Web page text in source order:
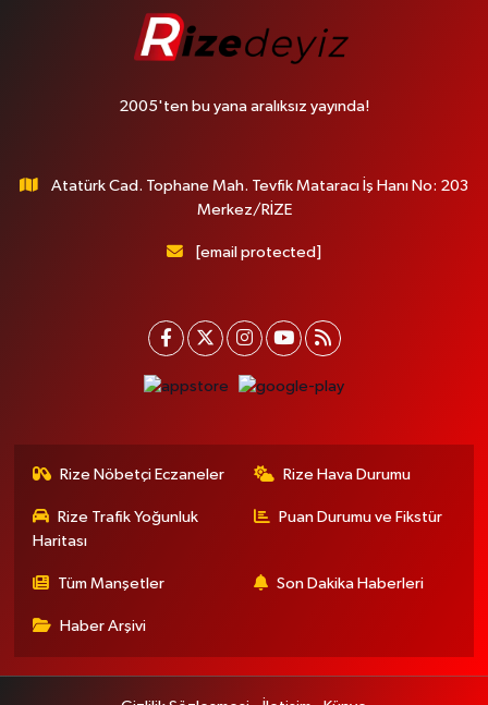
2005'ten bu yana aralıksız yayında!
Atatürk Cad. Tophane Mah. Tevfik Mataracı İş Hanı No: 203
Merkez/RİZE
[email protected]
Rize Nöbetçi Eczaneler Rize Hava Durumu
Rize Trafik Yoğunluk
Haritası
Puan Durumu ve Fikstür
Tüm Manşetler Son Dakika Haberleri
Haber Arşivi